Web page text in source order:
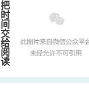
把时间交给阅读